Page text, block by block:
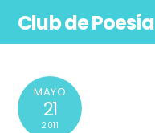
Club de Poesía
MAYO
21
2011